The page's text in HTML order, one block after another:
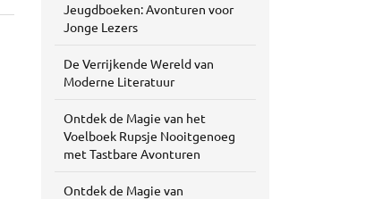
Jeugdboeken: Avonturen voor
Jonge Lezers
De Verrijkende Wereld van
Moderne Literatuur
Ontdek de Magie van het
Voelboek Rupsje Nooitgenoeg
met Tastbare Avonturen
Ontdek de Magie van